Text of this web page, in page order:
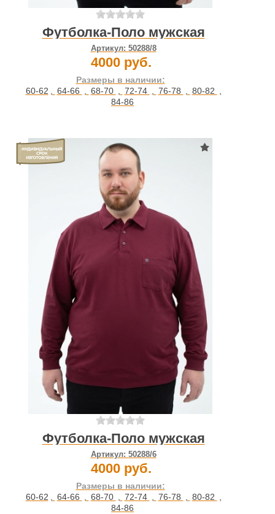
Футболка-Поло мужская
Артикул: 50288/8
4000 руб.
Размеры в наличии:
60-62 , 64-66 , 68-70 , 72-74 , 76-78 , 80-82 ,
84-86
Футболка-Поло мужская
Артикул: 50288/6
4000 руб.
Размеры в наличии:
60-62 , 64-66 , 68-70 , 72-74 , 76-78 , 80-82 ,
84-86